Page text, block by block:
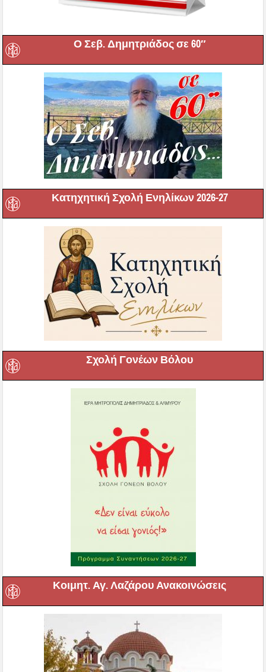
Ο Σεβ. Δημητριάδος σε 60″
Κατηχητική Σχολή Ενηλίκων 2026-27
Σχολή Γονέων Βόλου
Κοιμητ. Αγ. Λαζάρου Ανακοινώσεις